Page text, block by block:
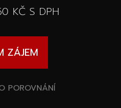
KČ S DPH
ZÁJEM
POROVNÁNÍ